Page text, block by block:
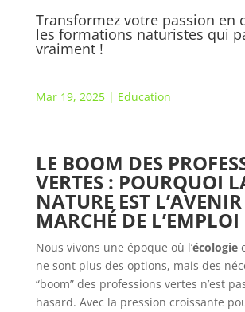
Transformez votre passion en
les formations naturistes qui
vraiment !
Mar 19, 2025| Education
LE BOOM DES
VERTES : POURQUOI
NATURE EST
MARCHÉ DE L’EMPLOI
Nous vivons une époque où l’écologie
ne sont plus des options, mais des
“boom” des professions vertes n’est
hasard. Avec la pression croissante